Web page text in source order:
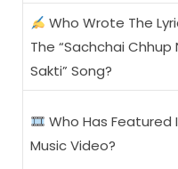
Who Wrote The
The “Sachchai Chhup
Sakti” Song?
Who Has Featured
Music Video?